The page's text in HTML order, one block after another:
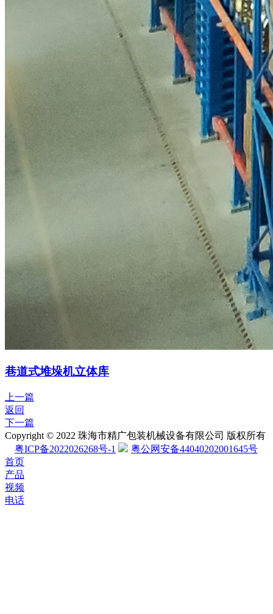
巷道式堆垛机立体库
上一篇
返回
下一篇
Copyright © 2022 珠海市精广包装机械设备有限公司 版权所有
粤ICP备2022026268号-1
粤公网安备44040202001645号
首页
产品
视频
电话